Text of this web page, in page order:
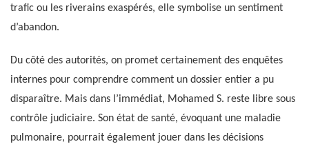
trafic ou les riverains exaspérés, elle symbolise un sentiment
d’abandon.
Du côté des autorités, on promet certainement des enquêtes
internes pour comprendre comment un dossier entier a pu
disparaître. Mais dans l’immédiat, Mohamed S. reste libre sous
contrôle judiciaire. Son état de santé, évoquant une maladie
pulmonaire, pourrait également jouer dans les décisions